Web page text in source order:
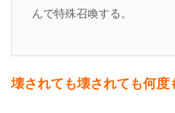
んで特殊召喚する。
壊されても壊されても何度